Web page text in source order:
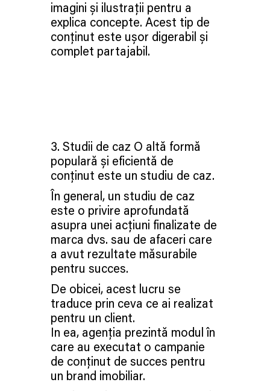
imagini și ilustrații pentru a
explica concepte. Acest tip de
conținut este ușor digerabil și
complet partajabil.
3. Studii de caz O altă formă
populară și eficientă de
conținut este un studiu de caz.
În general, un studiu de caz
este o privire aprofundată
asupra unei acțiuni finalizate de
marca dvs. sau de afaceri care
a avut rezultate măsurabile
pentru succes.
De obicei, acest lucru se
traduce prin ceva ce ai realizat
pentru un client.
In ea, agenția prezintă modul în
care au executat o campanie
de conținut de succes pentru
un brand imobiliar.